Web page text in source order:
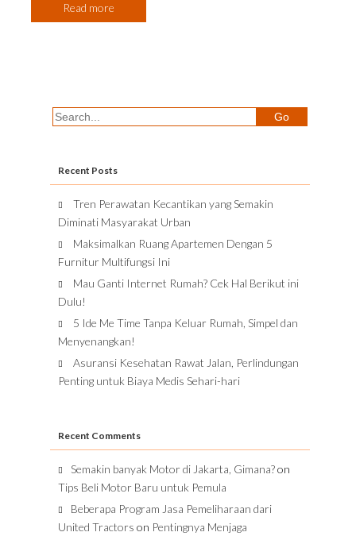
Read more
Recent Posts
Tren Perawatan Kecantikan yang Semakin
Diminati Masyarakat Urban
Maksimalkan Ruang Apartemen Dengan 5
Furnitur Multifungsi Ini
Mau Ganti Internet Rumah? Cek Hal Berikut ini
Dulu!
5 Ide Me Time Tanpa Keluar Rumah, Simpel dan
Menyenangkan!
Asuransi Kesehatan Rawat Jalan, Perlindungan
Penting untuk Biaya Medis Sehari-hari
Recent Comments
Semakin banyak Motor di Jakarta, Gimana?on
Tips Beli Motor Baru untuk Pemula
Beberapa Program Jasa Pemeliharaan dari
United Tractors on Pentingnya Menjaga